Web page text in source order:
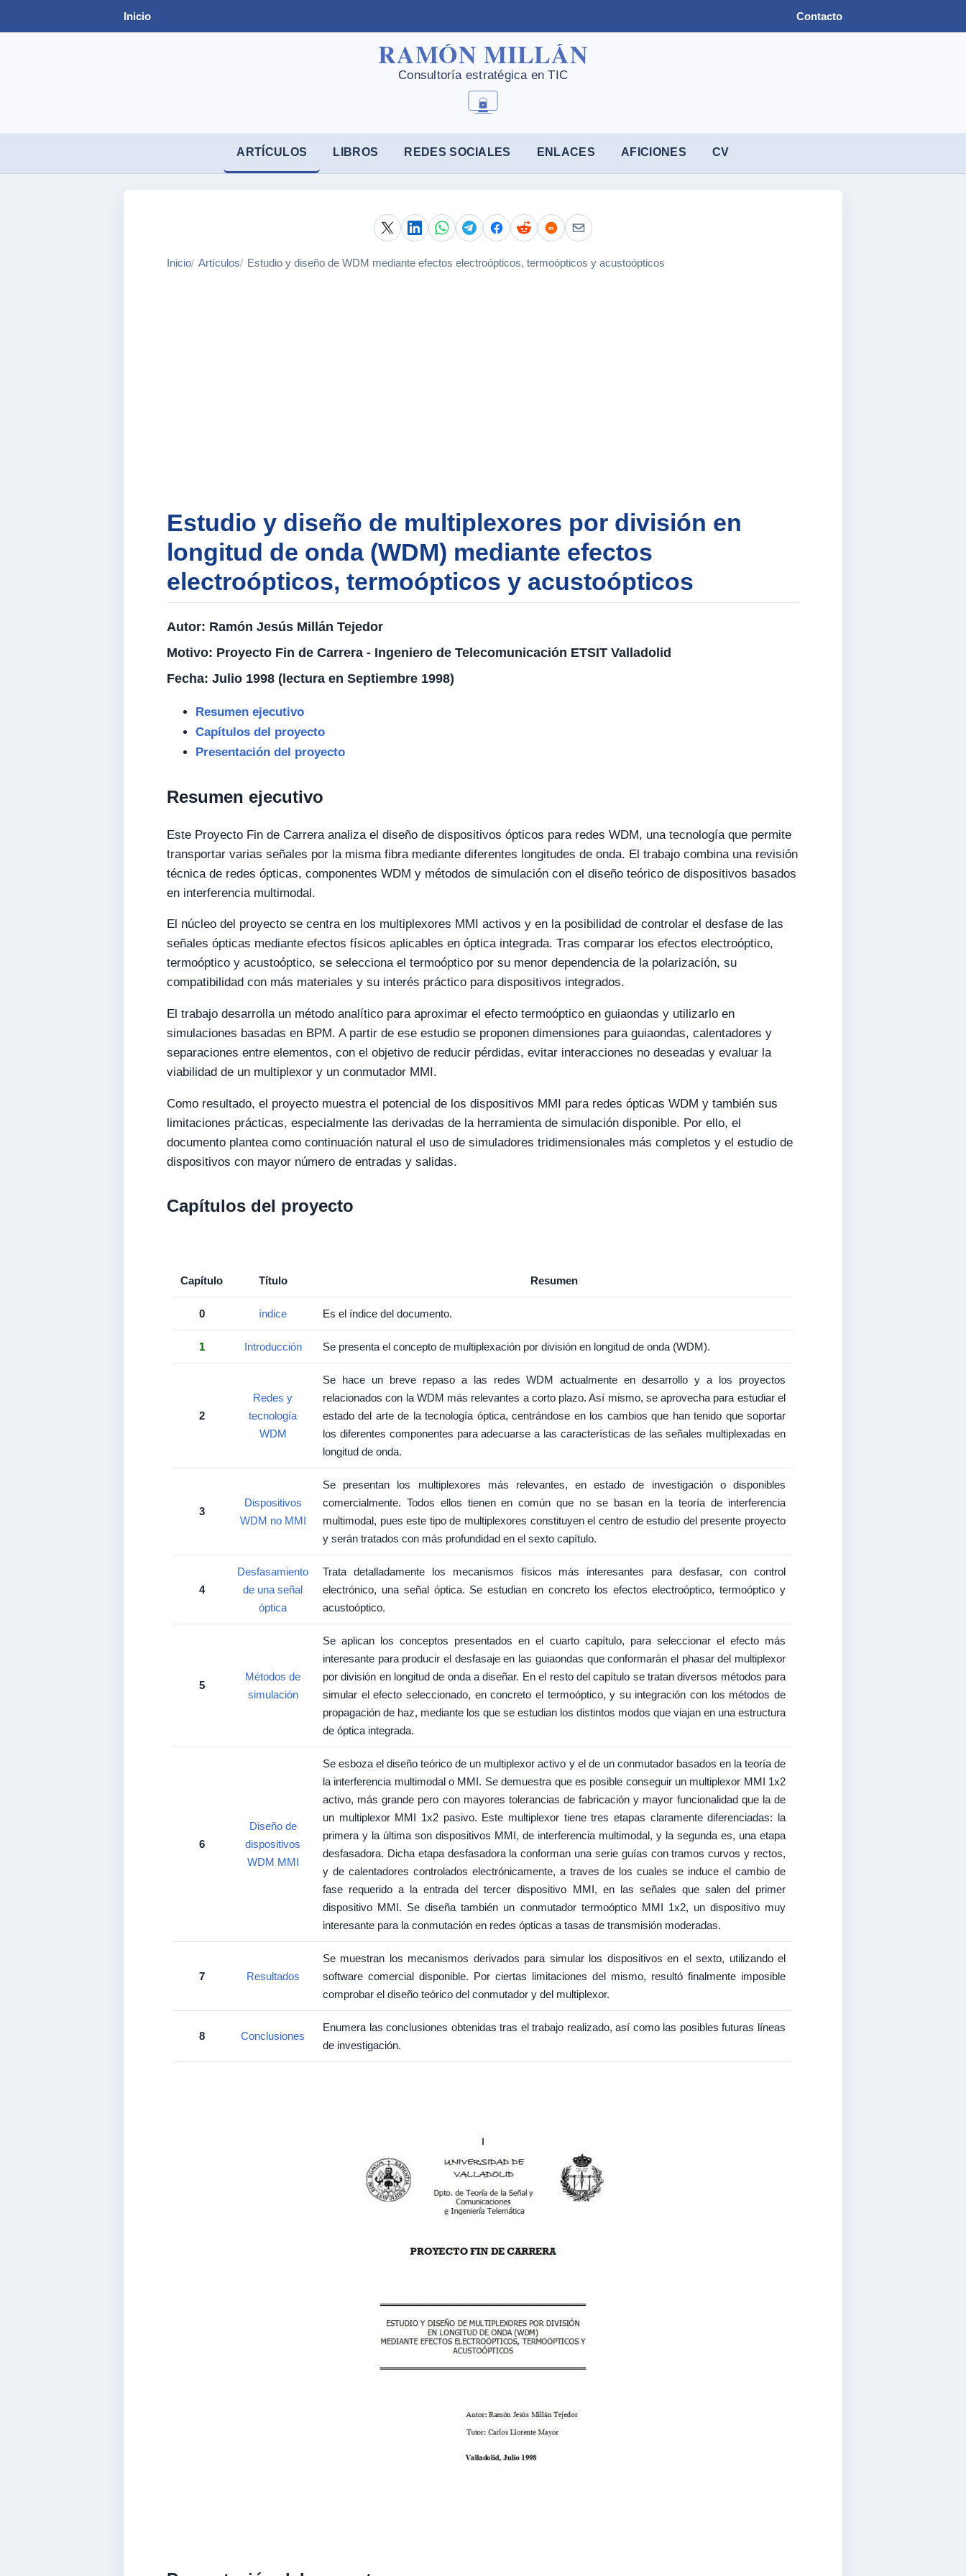
Inicio Contacto
ARTÍCULOS LIBROS REDES SOCIALES ENLACES AFICIONES CV
Inicio Artículos Estudio y diseño de WDM mediante efectos electroópticos, termoópticos y acustoópticos
Estudio y diseño de multiplexores por división en
longitud de onda (WDM) mediante efectos
electroópticos, termoópticos y acustoópticos
Autor: Ramón Jesús Millán Tejedor
Motivo: Proyecto Fin de Carrera - Ingeniero de Telecomunicación ETSIT Valladolid
Fecha: Julio 1998 (lectura en Septiembre 1998)
Resumen ejecutivo
Capítulos del proyecto
Presentación del proyecto
Resumen ejecutivo
Este Proyecto Fin de Carrera analiza el diseño de dispositivos ópticos para redes WDM, una tecnología que permite
transportar varias señales por la misma fibra mediante diferentes longitudes de onda. El trabajo combina una revisión
técnica de redes ópticas, componentes WDM y métodos de simulación con el diseño teórico de dispositivos basados
en interferencia multimodal.
El núcleo del proyecto se centra en los multiplexores MMI activos y en la posibilidad de controlar el desfase de las
señales ópticas mediante efectos físicos aplicables en óptica integrada. Tras comparar los efectos electroóptico,
termoóptico y acustoóptico, se selecciona el termoóptico por su menor dependencia de la polarización, su
compatibilidad con más materiales y su interés práctico para dispositivos integrados.
El trabajo desarrolla un método analítico para aproximar el efecto termoóptico en guiaondas y utilizarlo en
simulaciones basadas en BPM. A partir de ese estudio se proponen dimensiones para guiaondas, calentadores y
separaciones entre elementos, con el objetivo de reducir pérdidas, evitar interacciones no deseadas y evaluar la
viabilidad de un multiplexor y un conmutador MMI.
Como resultado, el proyecto muestra el potencial de los dispositivos MMI para redes ópticas WDM y también sus
limitaciones prácticas, especialmente las derivadas de la herramienta de simulación disponible. Por ello, el
documento plantea como continuación natural el uso de simuladores tridimensionales más completos y el estudio de
dispositivos con mayor número de entradas y salidas.
Capítulos del proyecto
Capítulo Título Resumen
0 índice Es el índice del documento.
1 Introducción Se presenta el concepto de multiplexación por división en longitud de onda (WDM).
2
Redes y
tecnología
WDM
Se hace un breve repaso a las redes WDM actualmente en desarrollo y a los proyectos
relacionados con la WDM más relevantes a corto plazo. Así mismo, se aprovecha para estudiar el
estado del arte de la tecnología óptica, centrándose en los cambios que han tenido que soportar
los diferentes componentes para adecuarse a las características de las señales multiplexadas en
longitud de onda.
3
Dispositivos
WDM no MMI
Se presentan los multiplexores más relevantes, en estado de investigación o disponibles
comercialmente. Todos ellos tienen en común que no se basan en la teoría de interferencia
multimodal, pues este tipo de multiplexores constituyen el centro de estudio del presente proyecto
y serán tratados con más profundidad en el sexto capítulo.
4
Desfasamiento
de una señal
óptica
Trata detalladamente los mecanismos físicos más interesantes para desfasar, con control
electrónico, una señal óptica. Se estudian en concreto los efectos electroóptico, termoóptico y
acustoóptico.
5
Métodos de
simulación
Se aplican los conceptos presentados en el cuarto capítulo, para seleccionar el efecto más
interesante para producir el desfasaje en las guiaondas que conformarán el phasar del multiplexor
por división en longitud de onda a diseñar. En el resto del capítulo se tratan diversos métodos para
simular el efecto seleccionado, en concreto el termoóptico, y su integración con los métodos de
propagación de haz, mediante los que se estudian los distintos modos que viajan en una estructura
de óptica integrada.
6
Diseño de
dispositivos
WDM MMI
Se esboza el diseño teórico de un multiplexor activo y el de un conmutador basados en la teoría de
la interferencia multimodal o MMI. Se demuestra que es posible conseguir un multiplexor MMI 1x2
activo, más grande pero con mayores tolerancias de fabricación y mayor funcionalidad que la de
un multiplexor MMI 1x2 pasivo. Este multiplexor tiene tres etapas claramente diferenciadas: la
primera y la última son dispositivos MMI, de interferencia multimodal, y la segunda es, una etapa
desfasadora. Dicha etapa desfasadora la conforman una serie guías con tramos curvos y rectos,
y de calentadores controlados electrónicamente, a traves de los cuales se induce el cambio de
fase requerido a la entrada del tercer dispositivo MMI, en las señales que salen del primer
dispositivo MMI. Se diseña también un conmutador termoóptico MMI 1x2, un dispositivo muy
interesante para la conmutación en redes ópticas a tasas de transmisión moderadas.
7 Resultados
Se muestran los mecanismos derivados para simular los dispositivos en el sexto, utilizando el
software comercial disponible. Por ciertas limitaciones del mismo, resultó finalmente imposible
comprobar el diseño teórico del conmutador y del multiplexor.
8 Conclusiones
Enumera las conclusiones obtenidas tras el trabajo realizado, así como las posibles futuras líneas
de investigación.